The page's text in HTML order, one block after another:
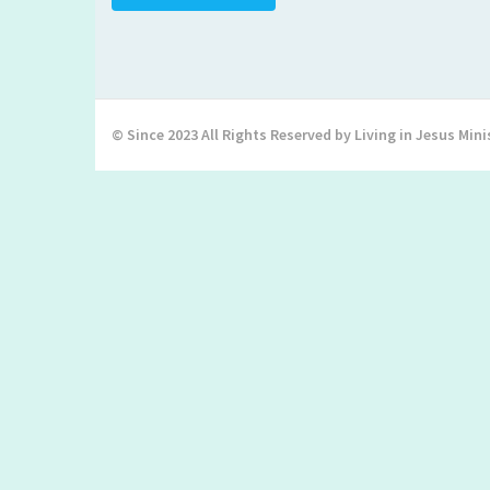
© Since 2023 All Rights Reserved by Living in Jesus